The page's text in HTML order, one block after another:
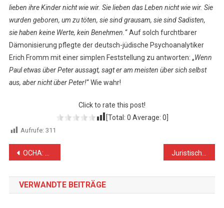
lieben ihre Kinder nicht wie wir. Sie lieben das Leben nicht wie wir. Sie
wurden geboren, um zu töten, sie sind grausam, sie sind Sadisten,
sie haben keine Werte, kein Benehmen.“ Auf solch furchtbarer
Dämonisierung pflegte der deutsch-jüdische Psychoanalytiker
Erich Fromm mit einer simplen Feststellung zu antworten: „Wenn
Paul etwas über Peter aussagt, sagt er am meisten über sich selbst
aus, aber nicht über Peter!“ Wie wahr!
Click to rate this post!
[Total: 0 Average: 0
Aufrufe: 311
Beitragsnavigation
OCHA: Häuserzerstörungen und Vertreibungen im Februar Juristische Bildung in Einklang mit Außenpolitik bringen
VERWANDTE BEITRÄGE